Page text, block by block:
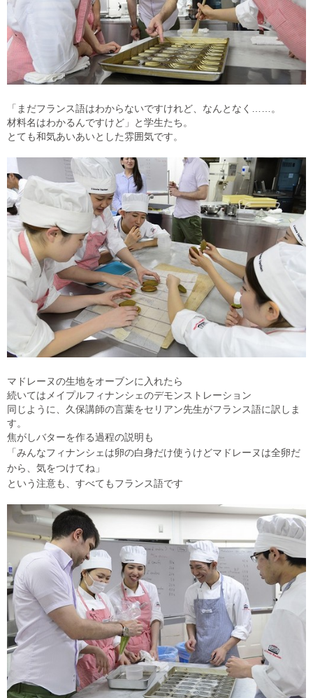
「まだフランス語はわからないですけれど、なんとなく……。
材料名はわかるんですけど」と学生たち。
とても和気あいあいとした雰囲気です。
マドレーヌの生地をオーブンに入れたら
続いてはメイプルフィナンシェのデモンストレーション
同じように、久保講師の言葉をセリアン先生がフランス語に訳しま
す。
焦がしバターを作る過程の説明も
「みんなフィナンシェは卵の白身だけ使うけどマドレーヌは全卵だ
から、気をつけてね」
という注意も、 すべてもフランス語です